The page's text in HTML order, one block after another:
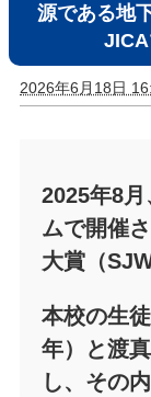
源である地
JICA
2026年6月18日
2025年8
ムで開催
大賞（
本校の生
年）と渡
し、その